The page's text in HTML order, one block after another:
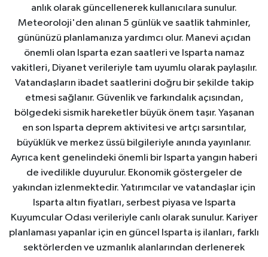
anlık olarak güncellenerek kullanıcılara sunulur.
Meteoroloji'den alınan 5 günlük ve saatlik tahminler,
gününüzü planlamanıza yardımcı olur. Manevi açıdan
önemli olan Isparta ezan saatleri ve Isparta namaz
vakitleri, Diyanet verileriyle tam uyumlu olarak paylaşılır.
Vatandaşların ibadet saatlerini doğru bir şekilde takip
etmesi sağlanır. Güvenlik ve farkındalık açısından,
bölgedeki sismik hareketler büyük önem taşır. Yaşanan
en son Isparta deprem aktivitesi ve artçı sarsıntılar,
büyüklük ve merkez üssü bilgileriyle anında yayınlanır.
Ayrıca kent genelindeki önemli bir Isparta yangın haberi
de ivedilikle duyurulur. Ekonomik göstergeler de
yakından izlenmektedir. Yatırımcılar ve vatandaşlar için
Isparta altın fiyatları, serbest piyasa ve Isparta
Kuyumcular Odası verileriyle canlı olarak sunulur. Kariyer
planlaması yapanlar için en güncel Isparta iş ilanları, farklı
sektörlerden ve uzmanlık alanlarından derlenerek